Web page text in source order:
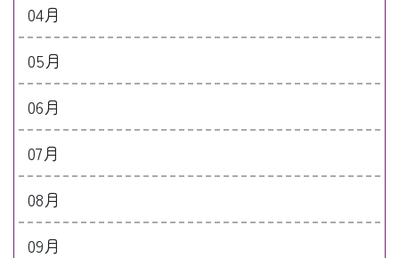
04月
05月
06月
07月
08月
09月